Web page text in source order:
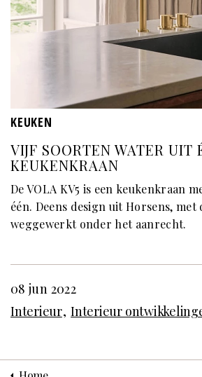
KEUKEN
VIJF SOORTEN WATER UIT
KEUKENKRAAN
De VOLA KV5 is een keukenkraan
één. Deens design uit Horsens, met
weggewerkt onder het aanrecht.
08 jun 2022
Interieur Interieur